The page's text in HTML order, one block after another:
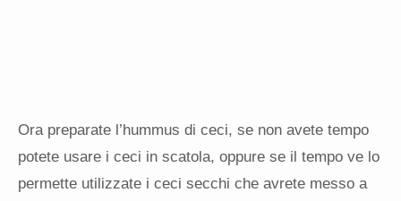
Ora preparate l’hummus di ceci, se non avete tempo
potete usare i ceci in scatola, oppure se il tempo ve lo
permette utilizzate i ceci secchi che avrete messo a